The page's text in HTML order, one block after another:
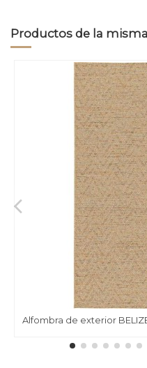
Productos de la
Alfombra de exterior